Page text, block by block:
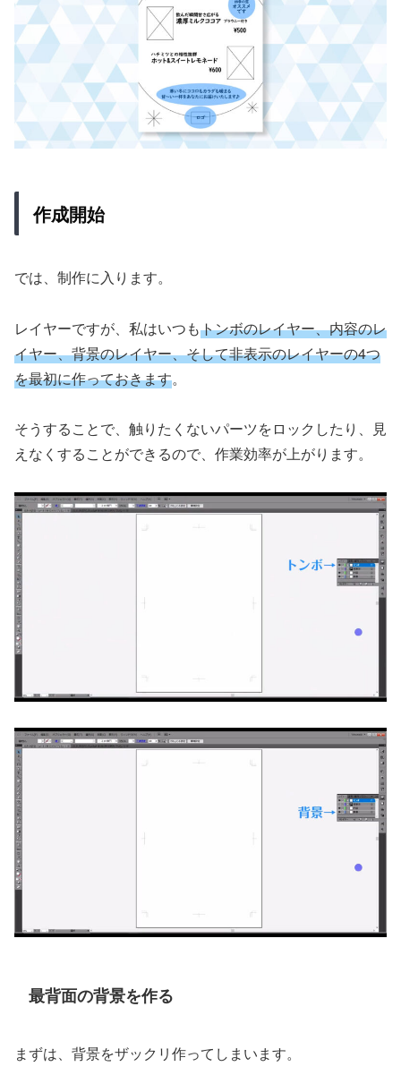
作成開始
では、制作に入ります。
レイヤーですが、私はいつもトンボのレイヤー、内容のレ
イヤー、背景のレイヤー、そして非表示のレイヤーの4つ
を最初に作っておきます。
そうすることで、触りたくないパーツをロックしたり、見
えなくすることができるので、作業効率が上がります。
最背面の背景を作る
まずは、背景をザックリ作ってしまいます。